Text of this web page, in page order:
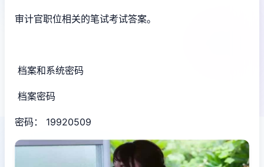
审计官职位相关的笔试考试答案。
档案和系统密码
档案密码
密码： 19920509